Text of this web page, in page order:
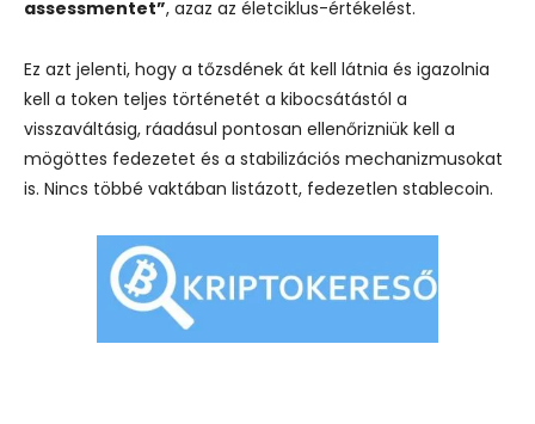
assessmentet”, azaz az életciklus-értékelést.
Ez azt jelenti, hogy a tőzsdének át kell látnia és igazolnia
kell a token teljes történetét a kibocsátástól a
visszaváltásig, ráadásul pontosan ellenőrizniük kell a
mögöttes fedezetet és a stabilizációs mechanizmusokat
is. Nincs többé vaktában listázott, fedezetlen stablecoin.